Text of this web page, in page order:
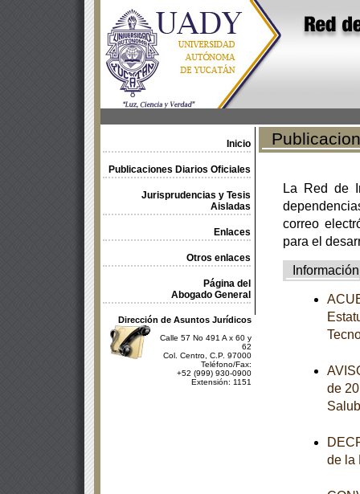
Inicio
Publicaciones Diarios Oficiales
Jurisprudencias y Tesis
Aisladas
Enlaces
Otros enlaces
Página del
Abogado General
Dirección de Asuntos Jurídicos
Calle 57 No 491 A x 60 y
62
Col. Centro, C.P. 97000
Teléfono/Fax:
+52 (999) 930-0900
Extensión: 1151
La Red de
correo
para el
Información
de
de la